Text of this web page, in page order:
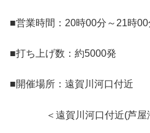
■営業時間：20時00分～21時00
■打ち上げ数：約5000発
■開催場所：遠賀川河口付近
＜遠賀川河口付近(芦